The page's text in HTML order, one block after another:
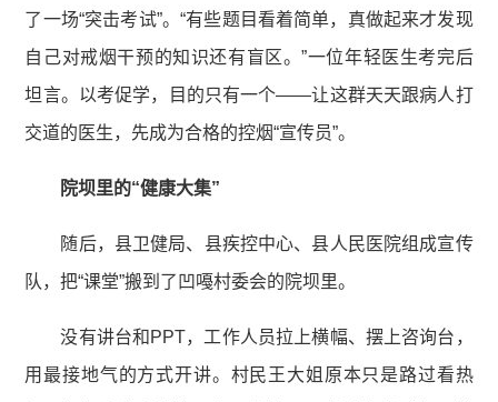
了一场“突击考试”。“有些题目看着简单，真做起来才发现
自己对戒烟干预的知识还有盲区。”一位年轻医生考完后
坦言。以考促学，目的只有一个——让这群天天跟病人打
交道的医生，先成为合格的控烟“宣传员”。
院坝里的“健康大集”
随后，县卫健局、县疾控中心、县人民医院组成宣传
队，把“课堂”搬到了凹嘠村委会的院坝里。
没有讲台和PPT，工作人员拉上横幅、摆上咨询台，
用最接地气的方式开讲。村民王大姐原本只是路过看热